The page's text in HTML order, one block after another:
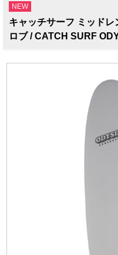
NEW
キャッチサーフ ミッドレ
ロブ / CATCH SURF